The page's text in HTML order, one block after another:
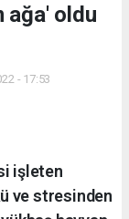
ağa' oldu
- 17:53
işleten
ve stresinden